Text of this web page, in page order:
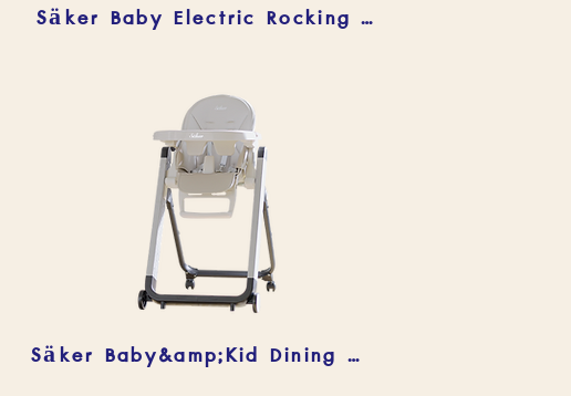
Säker Baby Electric Rocking Swing
Säker Baby&amp;Kid Dining Highchair